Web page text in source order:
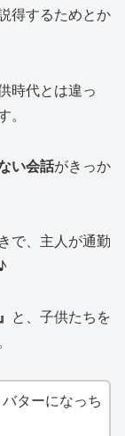
得するためとか
時代とは違っ
い会話がきっか
で、主人が通勤
と、子供たちを
ターになっち